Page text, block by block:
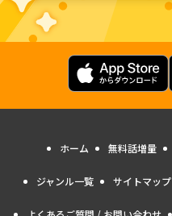
ホーム 無料話増量
ジャンル一覧 サイトマップ